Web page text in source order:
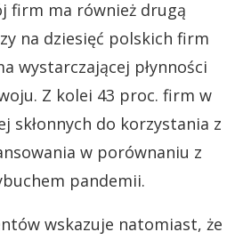
firm ma również drugą
na dziesięć polskich firm
wystarczającej płynności
Z kolei 43 proc. firm w
skłonnych do korzystania z
w porównaniu z
pandemii.
wskazuje natomiast, że